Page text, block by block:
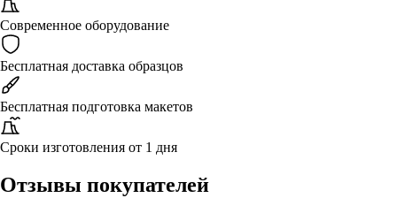
Современное оборудование
Бесплатная доставка образцов
Бесплатная подготовка макетов
Сроки изготовления от 1 дня
Отзывы покупателей